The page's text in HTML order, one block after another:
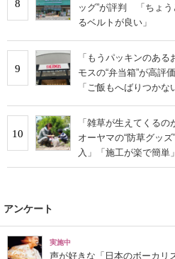
8
ッグ”が評判 「ちょう
るベルトが良い」
9
「もうパッキンのあ
モスの“弁当箱”が高評
「ご飯もへばりつかな
10
「雑草が生えてくる
オーヤマの“防草グッ
入」「施工が楽で簡単」
アンケート
実施中
声が好きな「日本のボーカリ